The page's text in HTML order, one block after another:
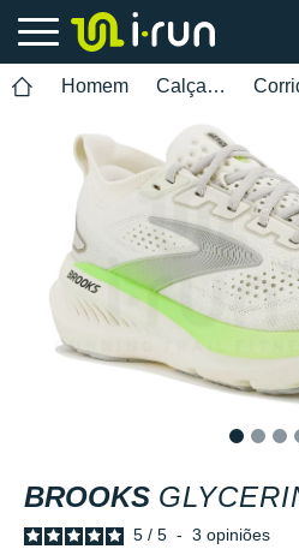
Homem Calçados
BROOKS
5 / 5 - 3 opiniões